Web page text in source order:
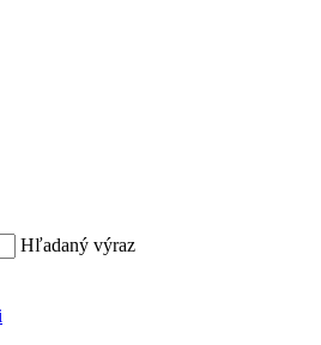
Hľadaný výraz